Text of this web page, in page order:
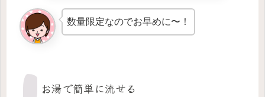
数量限定なのでお早めに〜！
お湯で簡単に流せる